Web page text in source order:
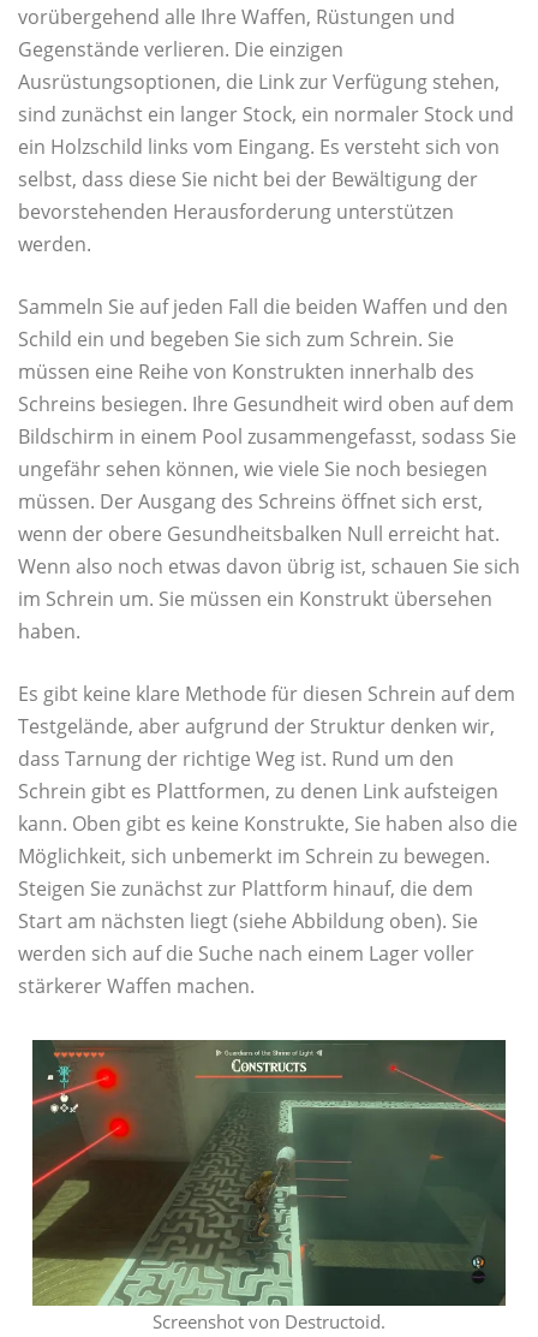
vorübergehend alle Ihre Waffen, Rüstungen und
Gegenstände verlieren. Die einzigen
Ausrüstungsoptionen, die Link zur Verfügung stehen,
sind zunächst ein langer Stock, ein normaler Stock und
ein Holzschild links vom Eingang. Es versteht sich von
selbst, dass diese Sie nicht bei der Bewältigung der
bevorstehenden Herausforderung unterstützen
werden.
Sammeln Sie auf jeden Fall die beiden Waffen und den
Schild ein und begeben Sie sich zum Schrein. Sie
müssen eine Reihe von Konstrukten innerhalb des
Schreins besiegen. Ihre Gesundheit wird oben auf dem
Bildschirm in einem Pool zusammengefasst, sodass Sie
ungefähr sehen können, wie viele Sie noch besiegen
müssen. Der Ausgang des Schreins öffnet sich erst,
wenn der obere Gesundheitsbalken Null erreicht hat.
Wenn also noch etwas davon übrig ist, schauen Sie sich
im Schrein um. Sie müssen ein Konstrukt übersehen
haben.
Es gibt keine klare Methode für diesen Schrein auf dem
Testgelände, aber aufgrund der Struktur denken wir,
dass Tarnung der richtige Weg ist. Rund um den
Schrein gibt es Plattformen, zu denen Link aufsteigen
kann. Oben gibt es keine Konstrukte, Sie haben also die
Möglichkeit, sich unbemerkt im Schrein zu bewegen.
Steigen Sie zunächst zur Plattform hinauf, die dem
Start am nächsten liegt (siehe Abbildung oben). Sie
werden sich auf die Suche nach einem Lager voller
stärkerer Waffen machen.
Screenshot von Destructoid.